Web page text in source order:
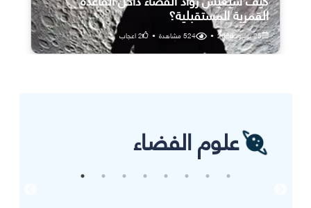
القمرية المستقبلية؟
25 يوليو، 2026 •
524مشاهدة •
2اعجاب
علوم الفضاء